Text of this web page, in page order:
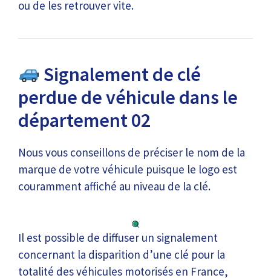
ou de les retrouver vite.
Signalement de clé
perdue de véhicule dans le
département 02
Nous vous conseillons de préciser le nom de la
marque de votre véhicule puisque le logo est
couramment affiché au niveau de la clé.
Il est possible de diffuser un signalement
concernant la disparition d’une clé pour la
totalité des véhicules motorisés en France,